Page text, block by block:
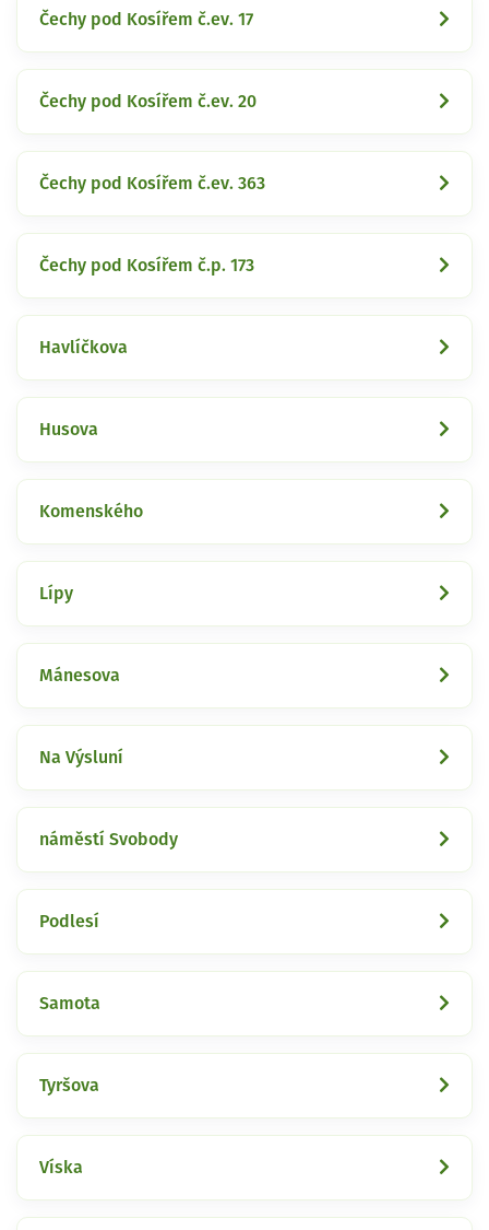
Čechy pod Kosířem č.ev. 17
Čechy pod Kosířem č.ev. 20
Čechy pod Kosířem č.ev. 363
Čechy pod Kosířem č.p. 173
Havlíčkova
Husova
Komenského
Lípy
Mánesova
Na Výsluní
náměstí Svobody
Podlesí
Samota
Tyršova
Víska